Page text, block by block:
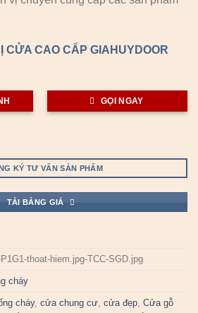
CỬA CAO CẤP GIAHUYDOOR
GỌI NGAY
KÝ TƯ VẤN SẢN PHẨM
TẢI BẢNG GIÁ
thoat-hiem.jpg-TCC-SGD.jpg
cháy
cháy, cửa chung cư, cửa đẹp, Cửa gỗ